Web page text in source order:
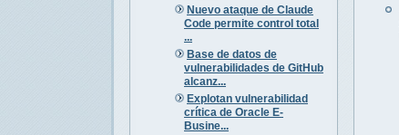
Nuevo ataque de Claude
Code permite control total
...
Base de datos de
vulnerabilidades de GitHub
alcanz...
Explotan vulnerabilidad
crítica de Oracle E-
Busine...